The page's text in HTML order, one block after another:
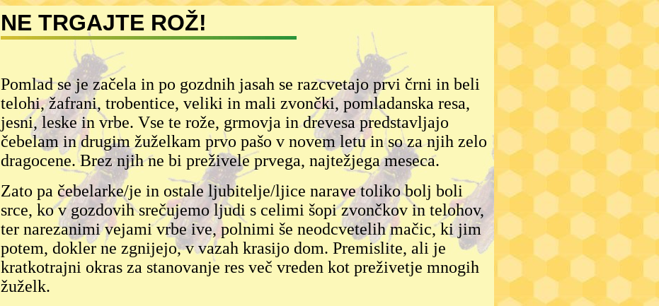
NE TRGAJTE ROŽ!
Pomlad se je začela in po gozdnih jasah se razcvetajo prvi črni in beli
telohi, žafrani, trobentice, veliki in mali zvončki, pomladanska resa,
jesni, leske in vrbe. Vse te rože, grmovja in drevesa predstavljajo
čebelam in drugim žuželkam prvo pašo v novem letu in so za njih zelo
dragocene. Brez njih ne bi preživele prvega, najtežjega meseca.
Zato pa čebelarke/je in ostale ljubitelje/ljice narave toliko bolj boli
srce, ko v gozdovih srečujemo ljudi s celimi šopi zvončkov in telohov,
ter narezanimi vejami vrbe ive, polnimi še neodcvetelih mačic, ki jim
potem, dokler ne zgnijejo, v vazah krasijo dom. Premislite, ali je
kratkotrajni okras za stanovanje res več vreden kot preživetje mnogih
žuželk.